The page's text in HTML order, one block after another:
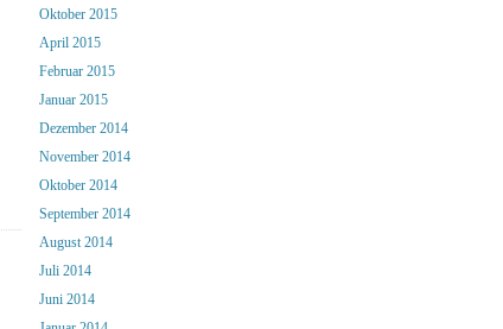
Oktober 2015
April 2015
Februar 2015
Januar 2015
Dezember 2014
November 2014
Oktober 2014
September 2014
August 2014
Juli 2014
Juni 2014